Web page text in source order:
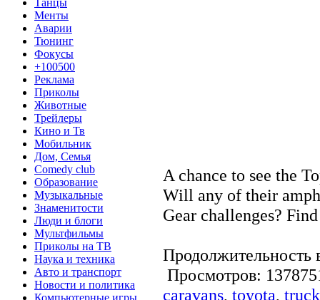
Менты
Аварии
Тюнинг
Фокусы
+100500
Реклама
Приколы
Животные
Трейлеры
Кино и Тв
Мобильник
Дом, Семья
Comedy club
Образование
Музыкальные
Знаменитости
Люди и блоги
Мультфильмы
Приколы на ТВ
Наука и техника
Авто и транспорт
Новости и политика
Компьютерные игры
A chance to see the
Will any of their
Gear challenges?
Продолжительность
Просмотров:
caravans, toyota,